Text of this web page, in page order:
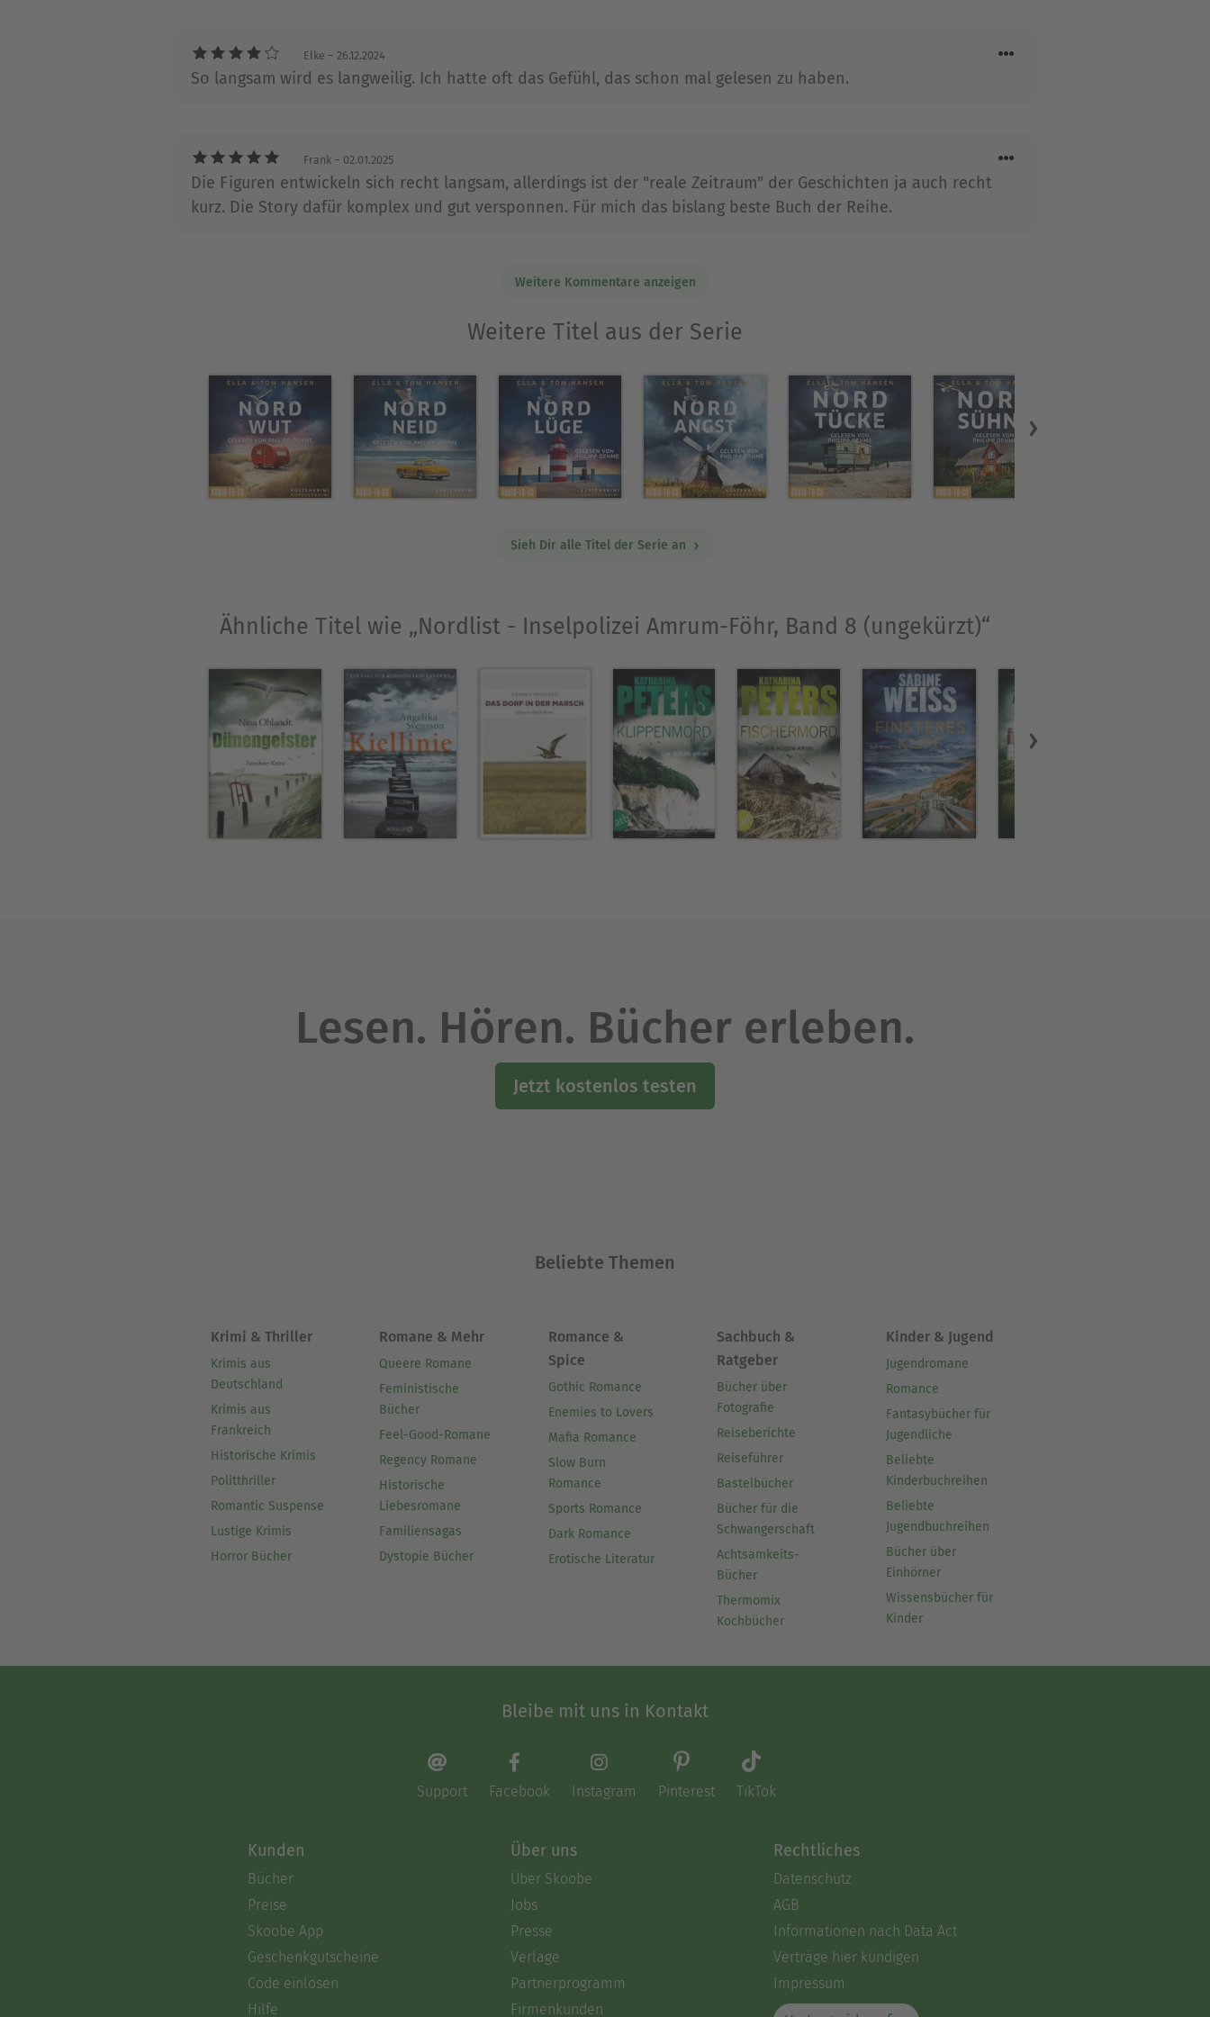
Elke – 26.12.2024
So langsam wird es langweilig. Ich hatte oft das Gefühl, das schon mal gelesen zu haben.
Frank – 02.01.2025
Die Figuren entwickeln sich recht langsam, allerdings ist der "reale Zeitraum" der Geschichten ja auch recht
kurz. Die Story dafür komplex und gut versponnen. Für mich das bislang beste Buch der Reihe.
Weitere Kommentare anzeigen
Weitere Titel aus der Serie
Sieh Dir alle Titel der Serie an
Ähnliche Titel wie „Nordlist - Inselpolizei Amrum-Föhr, Band 8 (ungekürzt)“
Lesen. Hören. Bücher erleben.
Jetzt kostenlos testen
Beliebte Themen
Krimi & Thriller
Krimis aus
Deutschland
Krimis aus
Frankreich
Historische Krimis
Politthriller
Romantic Suspense
Lustige Krimis
Horror Bücher
Romane & Mehr
Queere Romane
Feministische
Bücher
Feel-Good-Romane
Regency Romane
Historische
Liebesromane
Familiensagas
Dystopie Bücher
Romance &
Spice
Gothic Romance
Enemies to Lovers
Mafia Romance
Slow Burn
Romance
Sports Romance
Dark Romance
Erotische Literatur
Sachbuch &
Ratgeber
Bücher über
Fotografie
Reiseberichte
Reiseführer
Bastelbücher
Bücher für die
Schwangerschaft
Achtsamkeits-
Bücher
Thermomix
Kochbücher
Kinder & Jugend
Jugendromane
Romance
Fantasybücher für
Jugendliche
Beliebte
Kinderbuchreihen
Beliebte
Jugendbuchreihen
Bücher über
Einhörner
Wissensbücher für
Kinder
Bleibe mit uns in Kontakt
Support Facebook Instagram Pinterest TikTok
Kunden
Bücher
Preise
Skoobe App
Geschenkgutscheine
Code einlösen
Hilfe
Über uns
Über Skoobe
Jobs
Presse
Verlage
Partnerprogramm
Firmenkunden
Rechtliches
Datenschutz
AGB
Informationen nach Data Act
Verträge hier kündigen
Impressum